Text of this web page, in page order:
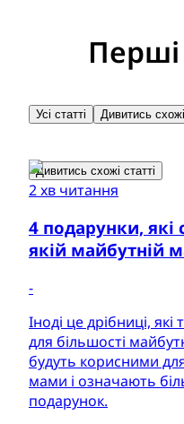
Усі статті Дивитись схожі
Дивитись схожі статті
2 хв читання
4 подарунки, які
якій майбутній
-
Іноді це дрібниці,
для більшості
будуть корисними
мами і означають
подарунок.